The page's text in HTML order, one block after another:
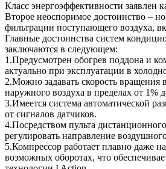
Класс энергоэффективности заявлен
Второе неоспоримое достоинство –
фильтрации поступающего воздуха,
Главные достоинства систем
заключаются в следующем:
1.Предусмотрен обогрев поддона и
актуально при эксплуатации в
2.Можно задавать скорость вращения
наружного воздуха в пределах от 1%
3.Имеется система автоматической
от сигналов датчиков.
4.Посредством пульта
регулировать направление
5.Компрессор работает плавно даже
возможных оборотах, что